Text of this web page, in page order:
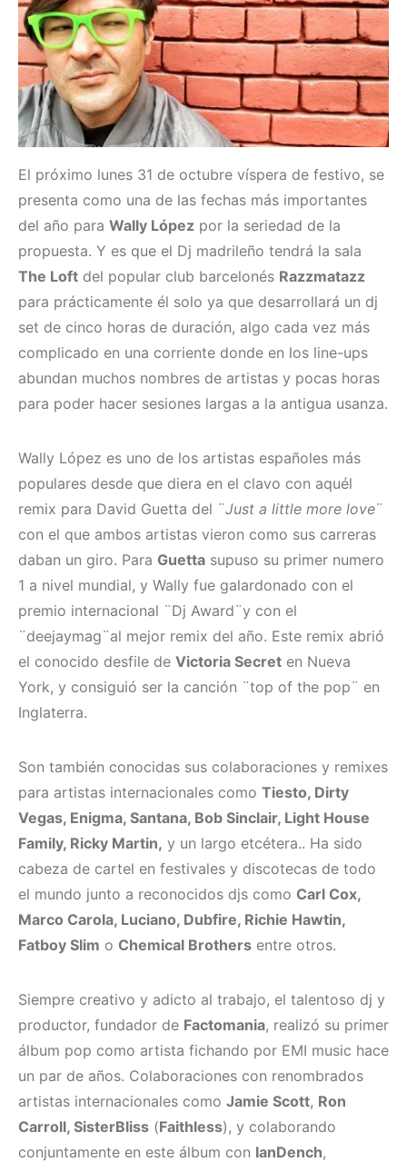
El próximo lunes 31 de octubre víspera de festivo, se
presenta como una de las fechas más importantes
del año para Wally López por la seriedad de la
propuesta. Y es que el Dj madrileño tendrá la sala
The Loft del popular club barcelonés Razzmatazz
para prácticamente él solo ya que desarrollará un dj
set de cinco horas de duración, algo cada vez más
complicado en una corriente donde en los line-ups
abundan muchos nombres de artistas y pocas horas
para poder hacer sesiones largas a la antigua usanza.
Wally López es uno de los artistas españoles más
populares desde que diera en el clavo con aquél
remix para David Guetta del ¨Just a little more love¨
con el que ambos artistas vieron como sus carreras
daban un giro. Para Guetta supuso su primer numero
1 a nivel mundial, y Wally fue galardonado con el
premio internacional ¨Dj Award¨y con el
¨deejaymag¨al mejor remix del año. Este remix abrió
el conocido desfile de Victoria Secret en Nueva
York, y consiguió ser la canción ¨top of the pop¨ en
Inglaterra.
Son también conocidas sus colaboraciones y remixes
para artistas internacionales como Tiesto, Dirty
Vegas, Enigma, Santana, Bob Sinclair, Light House
Family, Ricky Martin, y un largo etcétera.. Ha sido
cabeza de cartel en festivales y discotecas de todo
el mundo junto a reconocidos djs como Carl Cox,
Marco Carola, Luciano, Dubfire, Richie Hawtin,
Fatboy Slim o Chemical Brothers entre otros.
Siempre creativo y adicto al trabajo, el talentoso dj y
productor, fundador de Factomania, realizó su primer
álbum pop como artista fichando por EMI music hace
un par de años. Colaboraciones con renombrados
artistas internacionales como Jamie Scott, Ron
Carroll, SisterBliss (Faithless), y colaborando
conjuntamente en este álbum con IanDench,